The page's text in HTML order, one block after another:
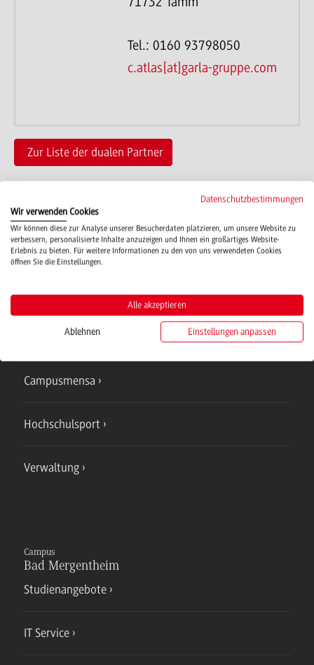
Tel.: 0160 93798050
c.atlas[at]garla-gruppe.com
Zur Liste der dualen Partner
Campus
Studienangebote
IT Service
Campusmensa
Hochschulsport
Verwaltung
Campus
Bad Mergentheim
Studienangebote
IT Service
Datenschutzbestimmungen
Wir verwenden Cookies
Wir können diese zur Analyse unserer Besucherdaten platzieren, um unsere Website zu
verbessern, personalisierte Inhalte anzuzeigen und Ihnen ein großartiges Website-
Erlebnis zu bieten. Für weitere Informationen zu den von uns verwendeten Cookies
öffnen Sie die Einstellungen.
Alle akzeptieren
Ablehnen Einstellungen anpassen